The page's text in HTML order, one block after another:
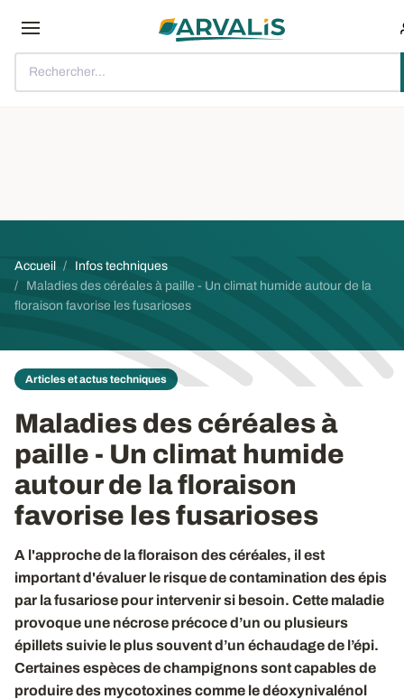
Rechercher...
Fil d'Ariane
Accueil
Infos techniques
Maladies des céréales à paille - Un climat humide autour de la
floraison favorise les fusarioses
Articles et actus techniques
Maladies des céréales à
paille - Un climat humide
autour de la floraison
favorise les fusarioses
A l'approche de la floraison des céréales, il est
important d'évaluer le risque de contamination des épis
par la fusariose pour intervenir si besoin. Cette maladie
provoque une nécrose précoce d’un ou plusieurs
épillets suivie le plus souvent d’un échaudage de l’épi.
Certaines espèces de champignons sont capables de
produire des mycotoxines comme le déoxynivalénol